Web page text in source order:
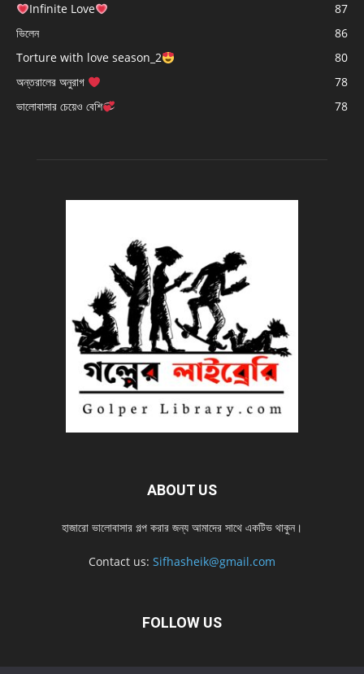
Infinite Love
87
ভিলেন
86
Torture with love season_2
80
অন্তরালের অনুরাগ
78
ভালোবাসার চেয়েও বেশি
78
ABOUT US
হাজারো ভালোবাসার গল্প করার জন্য আমাদের সাথে একটিভ থাকুন।
Contact us: Sifhasheik@gmail.com
FOLLOW US